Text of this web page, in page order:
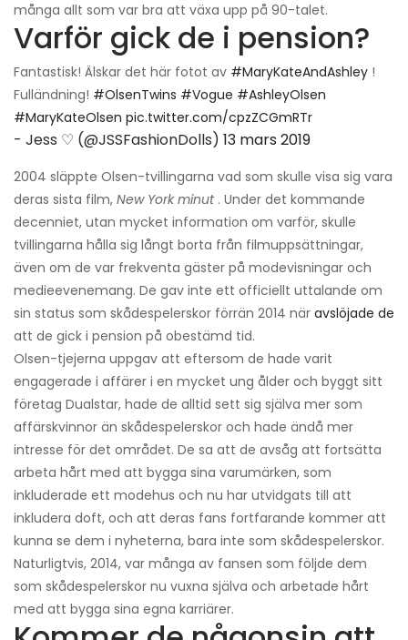
många allt som var bra att växa upp på 90-talet.
Varför gick de i pension?
Fantastisk! Älskar det här fotot av #MaryKateAndAshley !
Fulländning! #OlsenTwins #Vogue #AshleyOlsen
#MaryKateOlsen pic.twitter.com/cpzZCGmRTr
- Jess ♡ (@JSSFashionDolls) 13 mars 2019
2004 släppte Olsen-tvillingarna vad som skulle visa sig vara
deras sista film, New York minut. Under det kommande
decenniet, utan mycket information om varför, skulle
tvillingarna hålla sig långt borta från filmuppsättningar,
även om de var frekventa gäster på modevisningar och
medieevenemang. De gav inte ett officiellt uttalande om
sin status som skådespelerskor förrän 2014 när avslöjade de
att de gick i pension på obestämd tid.
Olsen-tjejerna uppgav att eftersom de hade varit
engagerade i affärer i en mycket ung ålder och byggt sitt
företag Dualstar, hade de alltid sett sig själva mer som
affärskvinnor än skådespelerskor och hade ändå mer
intresse för det området. De sa att de avsåg att fortsätta
arbeta hårt med att bygga sina varumärken, som
inkluderade ett modehus och nu har utvidgats till att
inkludera doft, och att deras fans fortfarande kommer att
kunna se dem i nyheterna, bara inte som skådespelerskor.
Naturligtvis, 2014, var många av fansen som följde dem
som skådespelerskor nu vuxna själva och arbetade hårt
med att bygga sina egna karriärer.